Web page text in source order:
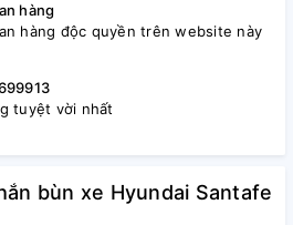
hàng
hàng độc quyền trên website này
tuyệt vời nhất
bùn xe Hyundai Santafe